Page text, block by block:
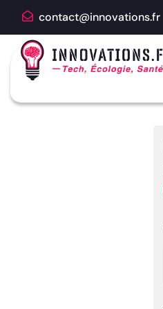
contact@innovations.fr